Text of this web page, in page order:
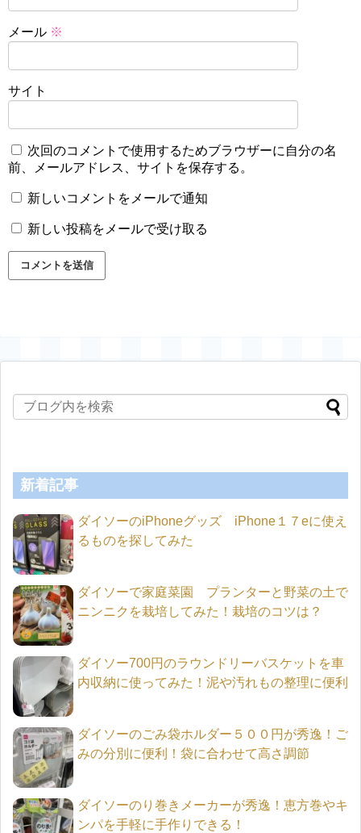
メール ※
サイト
次回のコメントで使用するためブラウザーに自分の名
前、メールアドレス、サイトを保存する。
新しいコメントをメールで通知
新しい投稿をメールで受け取る
新着記事
ダイソーのiPhoneグッズ iPhone１７eに使え
るものを探してみた
ダイソーで家庭菜園 プランターと野菜の土で
ニンニクを栽培してみた！栽培のコツは？
ダイソー700円のラウンドリーバスケットを車
内収納に使ってみた！泥や汚れもの整理に便利
ダイソーのごみ袋ホルダー５００円が秀逸！ご
みの分別に便利！袋に合わせて高さ調節
ダイソーのり巻きメーカーが秀逸！恵方巻やキ
ンパを手軽に手作りできる！